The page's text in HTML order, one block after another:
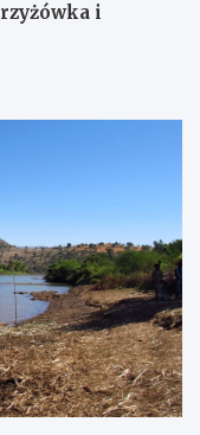
i